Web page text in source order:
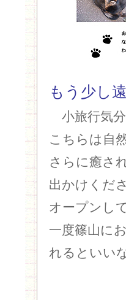
もう少し
小旅行気
こちらは自
さらに癒さ
出かけくだ
オープンし
一度篠山に
れるといい